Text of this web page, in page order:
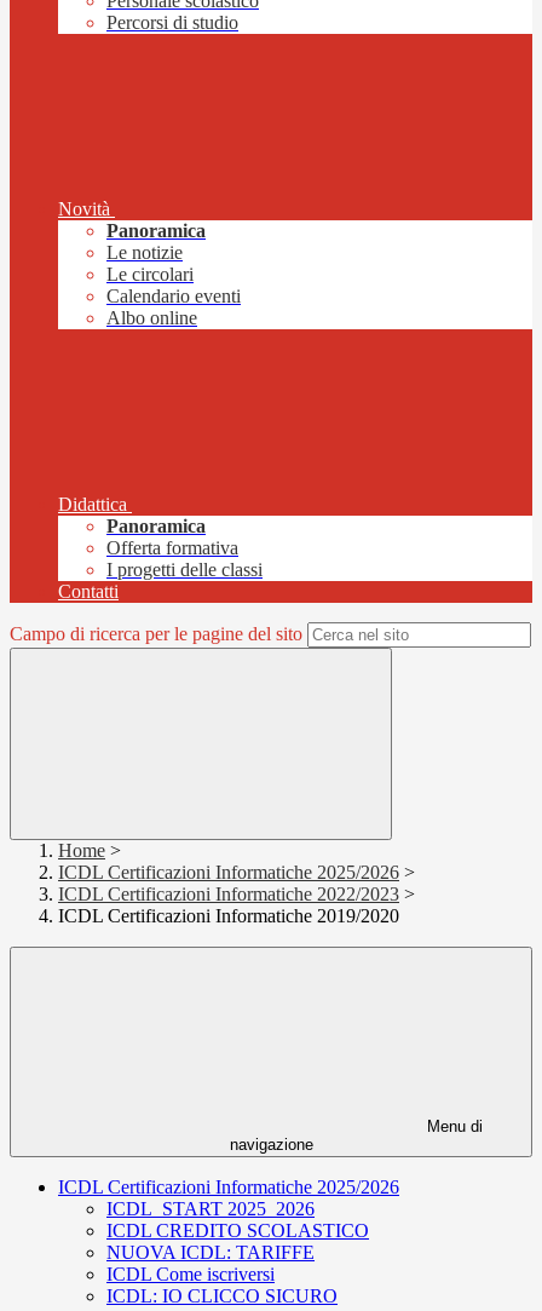
Percorsi di studio
Novità
Panoramica
Le notizie
Le circolari
Calendario eventi
Albo online
Didattica
Panoramica
Offerta formativa
I progetti delle classi
Contatti
Campo di ricerca per le pagine del sito
Home >
ICDL Certificazioni Informatiche 2025/2026 >
ICDL Certificazioni Informatiche 2022/2023 >
ICDL Certificazioni Informatiche 2019/2020
Menu di
navigazione
ICDL Certificazioni Informatiche 2025/2026
ICDL_START 2025_2026
ICDL CREDITO SCOLASTICO
NUOVA ICDL: TARIFFE
ICDL Come iscriversi
ICDL: IO CLICCO SICURO